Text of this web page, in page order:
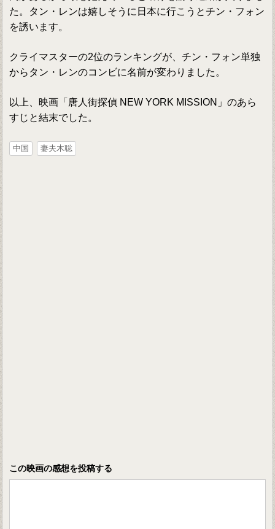
た。タン・レンは嬉しそうに日本に行こうとチン・フォン
を誘います。
クライマスターの2位のランキングが、チン・フォン単独
からタン・レンのコンビに名前が変わりました。
以上、映画「唐人街探偵 NEW YORK MISSION」のあら
すじと結末でした。
中国 妻夫木聡
この映画の感想を投稿する